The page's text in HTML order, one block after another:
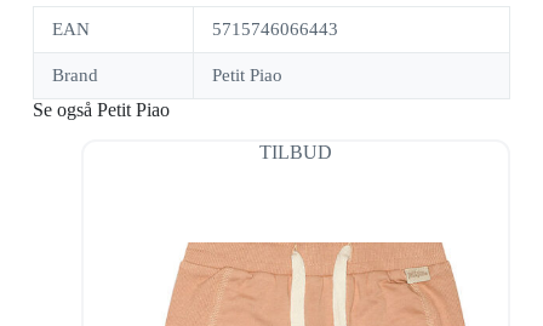
EAN 5715746066443
Brand Petit Piao
Se også Petit Piao
TILBUD